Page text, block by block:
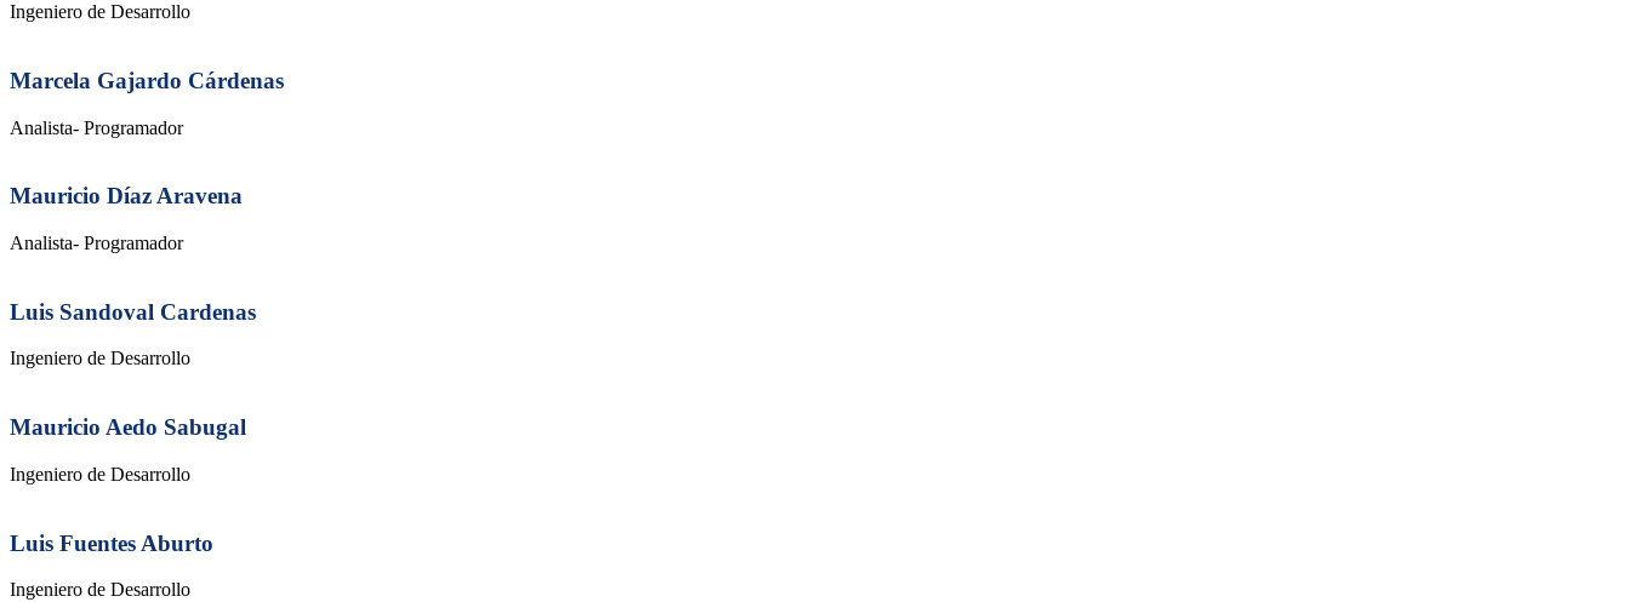
Ingeniero de Desarrollo
Marcela Gajardo Cárdenas
Analista- Programador
Mauricio Díaz Aravena
Analista- Programador
Luis Sandoval Cardenas
Ingeniero de Desarrollo
Mauricio Aedo Sabugal
Ingeniero de Desarrollo
Luis Fuentes Aburto
Ingeniero de Desarrollo